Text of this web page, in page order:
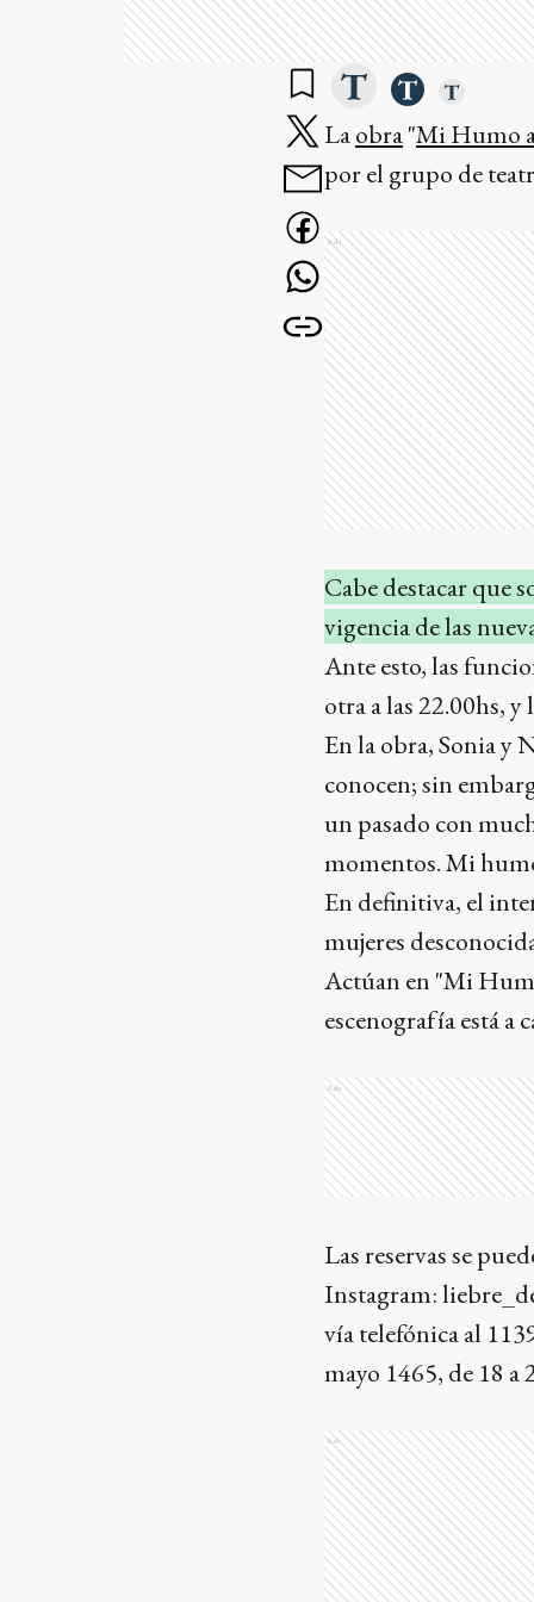
Laobra"Mi Humo
por el grupo de
Ads
Cabe destacar que
vigencia de las
Ante esto, las
otra a las 22.00hs,
En la obra, Sonia y
conocen; sin
un pasado con
momentos. Mi
En definitiva, el
mujeres
Actúan en "Mi
escenografía está
Ads
Las reservas se
Instagram:
vía telefónica al
mayo 1465, de 18 a
Ads